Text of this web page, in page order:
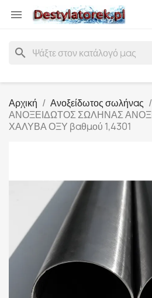

search
Αρχική Ανοξείδωτος σωλήνας
ΑΝΟΞΕΙΔΩΤΟΣ ΣΩΛΗΝΑΣ
ΧΑΛΥΒΑ ΟΞΥ βαθμού 1,4301